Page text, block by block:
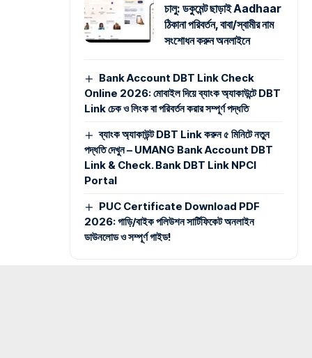
চালু: ডকুমেন্ট ছাড়াই Aadhaar
ঠিকানা পরিবর্তন, বাবা/স্বামীর নাম
সংশোধন করুন অনলাইনে
Bank Account DBT Link Check
Online 2026: মোবাইল দিয়ে ব্যাংক অ্যাকাউন্টে DBT
Link চেক ও লিংক বা পরিবর্তন করার সম্পূর্ণ পদ্ধতি
ব্যাংক অ্যাকাউন্ট DBT Link করুন ৫ মিনিটে নতুন
পদ্ধতি দেখুন – UMANG Bank Account DBT
Link & Check. Bank DBT Link NPCI
Portal
PUC Certificate Download PDF
2026: গাড়ি/বাইক পলিউশন সার্টিফিকেট অনলাইন
ডাউনলোড ও সম্পূর্ণ গাইড!